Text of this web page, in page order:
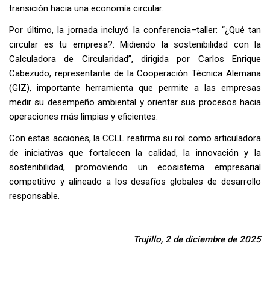
transición hacia una economía circular.
Por último, la jornada incluyó la conferencia–taller: “¿Qué tan
circular es tu empresa?: Midiendo la sostenibilidad con la
Calculadora de Circularidad”, dirigida por Carlos Enrique
Cabezudo, representante de la Cooperación Técnica Alemana
(GIZ), importante herramienta que permite a las empresas
medir su desempeño ambiental y orientar sus procesos hacia
operaciones más limpias y eficientes.
Con estas acciones, la CCLL reafirma su rol como articuladora
de iniciativas que fortalecen la calidad, la innovación y la
sostenibilidad, promoviendo un ecosistema empresarial
competitivo y alineado a los desafíos globales de desarrollo
responsable.
Trujillo, 2 de diciembre de 2025